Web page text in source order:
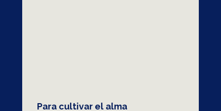
Para cultivar el alma